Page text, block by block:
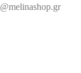
@melinashop.gr